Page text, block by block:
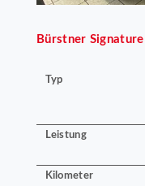
Bürstner
Typ
Leistung
Kilometer